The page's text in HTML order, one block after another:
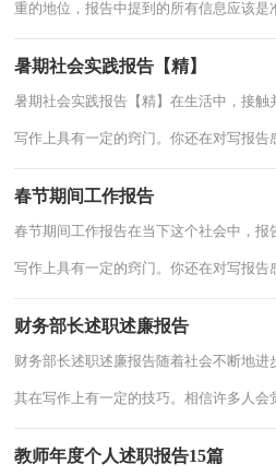
重的地位，报告中提到的所有信息应该
么写的呢？以下是小编为大家收集的暑期
暑期社会实践报告【精】
暑期社会实践报告【精】在生活中，接
写作上具有一定的窍门。你还在对写报
大家整理的暑期社会实践报告，仅供参考
春节期间工作报告
春节期间工作报告在当下这个社会中，
写作上具有一定的窍门。你还在对写报
大家收集的春节期间工作报告，欢迎阅读
财务部长述职述廉报告
财务部长述职述廉报告随着社会不断地进
其在写作上有一定的技巧。相信许多人
帮大家整理的财务部长述职述廉报告，欢
教师年度个人述职报告15篇